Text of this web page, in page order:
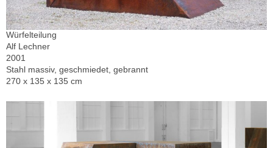
Würfelteilung
Alf Lechner
2001
Stahl massiv, geschmiedet, gebrannt
270 x 135 x 135 cm